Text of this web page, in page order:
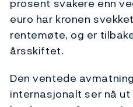
prosent svakere enn
euro har kronen
rentemøte, og er
årsskiftet.
Den ventede
internasjonalt ser nå